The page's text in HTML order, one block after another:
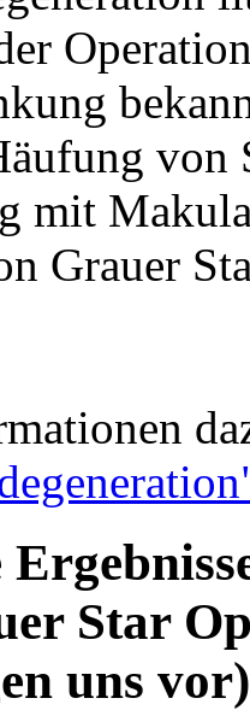
von
mit
Grauer
Star
uns vor)